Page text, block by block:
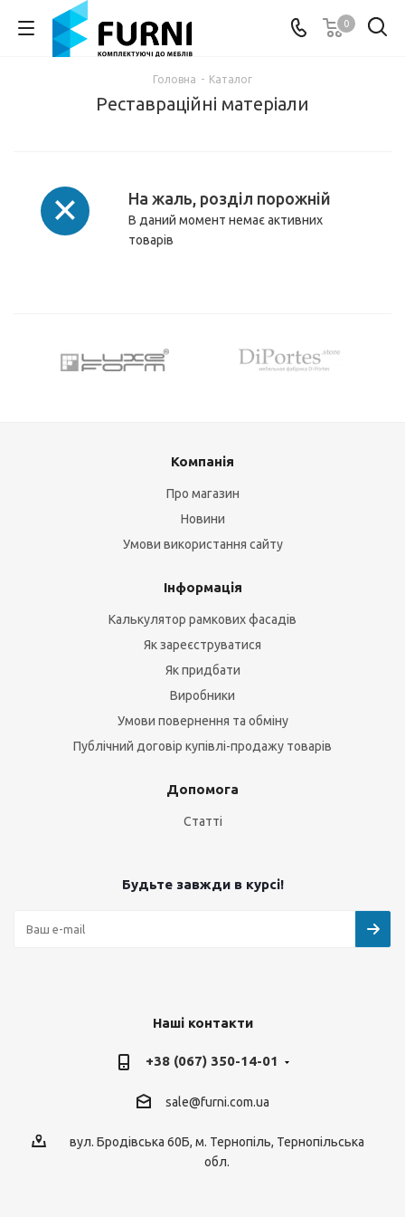
0
Головна - Каталог
Реставраційні матеріали
На жаль, розділ порожній
В даний момент немає активних
товарів
Компанія
Про магазин
Новини
Умови використання сайту
Інформація
Калькулятор рамкових фасадів
Як зареєструватися
Як придбати
Виробники
Умови повернення та обміну
Публічний договір купівлі-продажу товарів
Допомога
Статті
Будьте завжди в курсі!
Наші контакти
+38 (067) 350-14-01
sale@furni.com.ua
вул. Бродівська 60Б, м. Тернопіль, Тернопільська
обл.